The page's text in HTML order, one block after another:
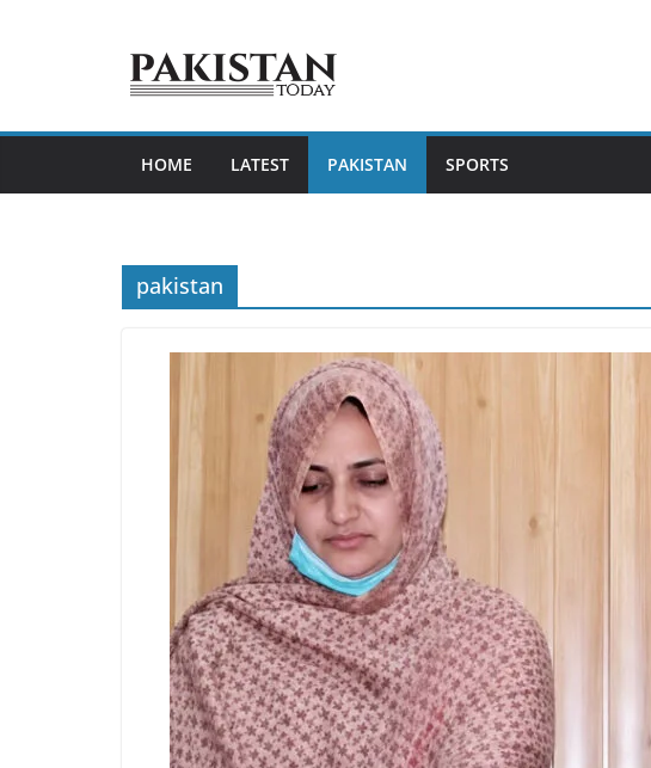
HOME LATEST PAKISTAN SPORTS
pakistan